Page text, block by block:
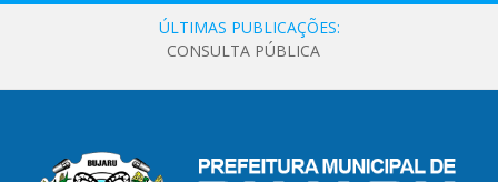
ÚLTIMAS PUBLICAÇÕES:
CONSULTA PÚBLICA